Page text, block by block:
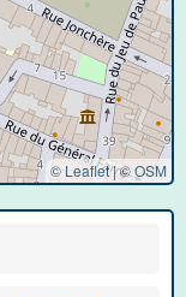
© Leaflet|©OSM